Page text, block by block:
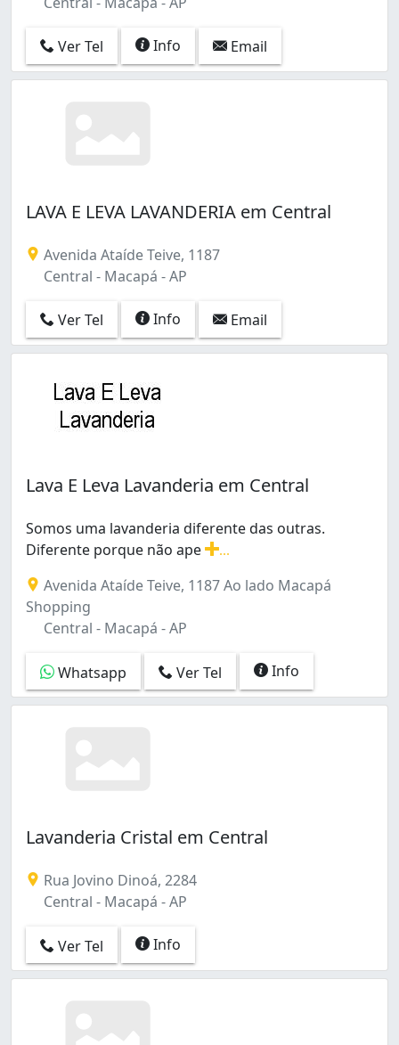
Ver Tel Info Email
LAVA E LEVA LAVANDERIA em Central
Avenida Ataíde Teive, 1187
Central - Macapá - AP
Ver Tel Info Email
Lava E Leva Lavanderia em Central
Somos uma lavanderia diferente das outras.
Diferente porque não ape
Avenida Ataíde Teive, 1187 Ao lado Macapá
Shopping
Central - Macapá - AP
Whatsapp Ver Tel Info
Lavanderia Cristal em Central
Rua Jovino Dinoá, 2284
Central - Macapá - AP
Ver Tel Info